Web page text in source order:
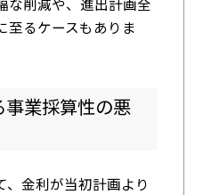
至るケースもありま
業採算性の悪
、金利が当初計画より